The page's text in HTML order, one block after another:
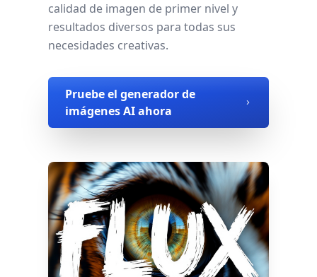
calidad de imagen de primer nivel y
resultados diversos para todas sus
necesidades creativas.
Pruebe el generador de
imágenes AI ahora